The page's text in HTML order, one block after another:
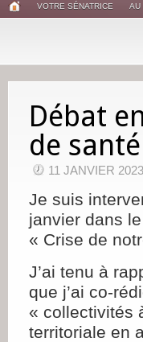
VOTRE SÉNATRICE AU
Débat
de santé
11 JANVIER 2023
Je suis
janvier dans
« Crise de
J’ai tenu à
que j’ai co-
« collectivités
territoriale en